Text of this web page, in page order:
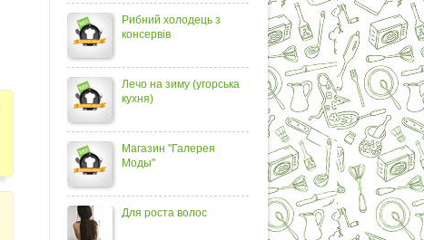
Рибний холодець з
консервів
Лечо на зиму (угорська
кухня)
Магазин "Галерея
Моды"
Для роста волос